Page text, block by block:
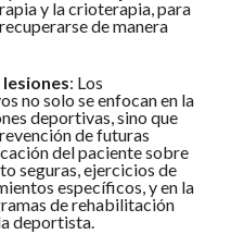
y la crioterapia, para
de manera
: Los
no solo se enfocan en la
deportivas, sino que
de futuras
del paciente sobre
seguras, ejercicios de
específicos, y en la
de rehabilitación
deportista.